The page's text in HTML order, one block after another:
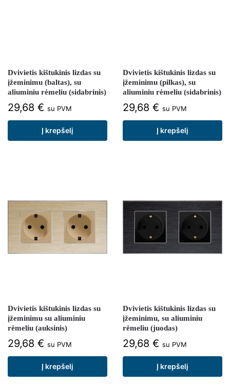
Dvivietis kištukinis lizdas su
įžeminimu (baltas), su
aliuminiu rėmeliu (sidabrinis)
29,68 € su PVM
Į krepšelį
Dvivietis kištukinis lizdas su
įžeminimu (pilkas), su
aliuminiu rėmeliu (sidabrinis)
29,68 € su PVM
Į krepšelį
Dvivietis kištukinis lizdas su
įžeminimu su aliuminiu
rėmeliu (auksinis)
29,68 € su PVM
Į krepšelį
Dvivietis kištukinis lizdas su
įžeminimu, su aliuminiu
rėmeliu (juodas)
29,68 € su PVM
Į krepšelį